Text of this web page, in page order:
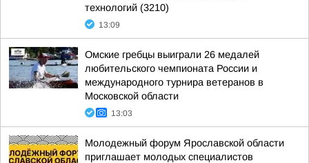
технологий (3210)
13:09
Омские гребцы выиграли 26 медалей
любительского чемпионата России и
международного турнира ветеранов в
Московской области
13:03
Молодежный форум Ярославской области
приглашает молодых специалистов